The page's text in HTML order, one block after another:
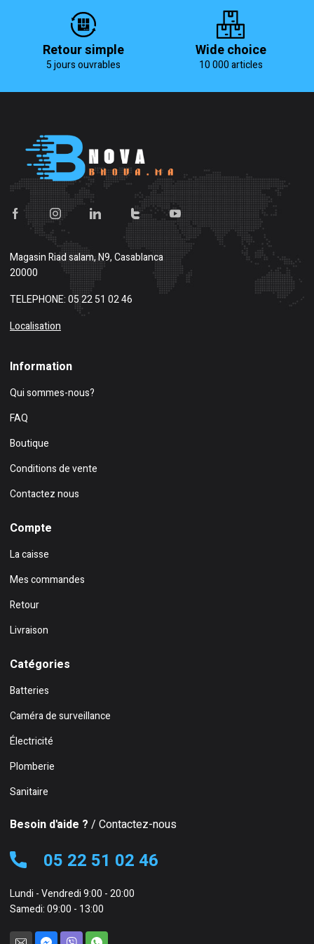
Retour simple
5 jours ouvrables
Wide choice
10 000 articles
MagasinRiad salam, N9, Casablanca
20000
TELEPHONE: 05 22 51 02 46
Localisation
Information
Qui sommes-nous?
FAQ
Boutique
Conditions de vente
Contactez nous
Compte
La caisse
Mes commandes
Retour
Livraison
Catégories
Batteries
Caméra de surveillance
Électricité
Plomberie
Sanitaire
Besoin d'aide ? / Contactez-nous
05 22 51 02 46
Lundi - Vendredi 9:00 - 20:00
Samedi: 09:00 - 13:00